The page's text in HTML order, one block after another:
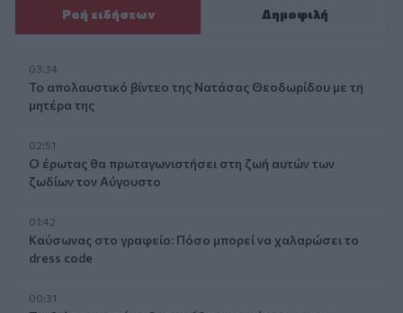
Ροή ειδήσεων Δημοφιλή
03:34
Το απολαυστικό βίντεο της Νατάσας Θεοδωρίδου με τη
μητέρα της
02:51
Ο έρωτας θα πρωταγωνιστήσει στη ζωή αυτών των
ζωδίων τον Αύγουστο
01:42
Καύσωνας στο γραφείο: Πόσο μπορεί να χαλαρώσει το
dress code
00:31